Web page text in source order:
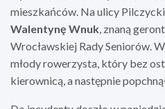
mieszkańców. Na ulicy
Walentynę Wnuk, znaną
Wrocławskiej Rady Seniorów.
młody rowerzysta, który bez
kierownicą, a następnie